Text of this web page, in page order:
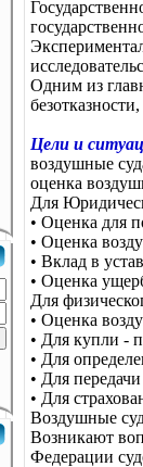
Одним из
Цели и
воздушные
оценка
Для
• Оценка для
• Оценка
• Вклад в
• Оценка
Для
• Оценка
• Для купли -
• Для
• Для
• Для
Воздушные
Возникают
Федерации